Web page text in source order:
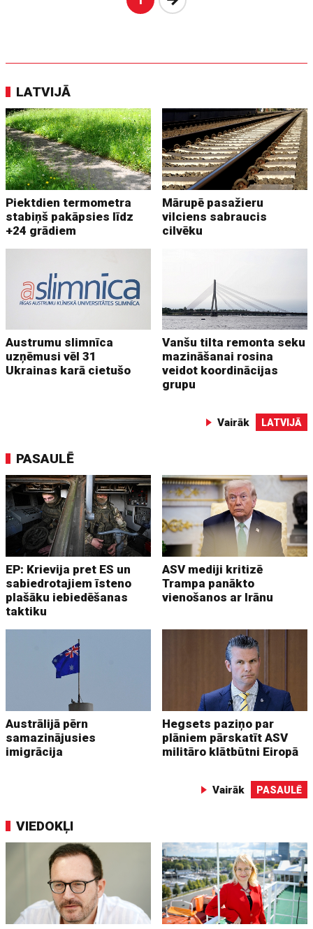
LATVIJĀ
Piektdien termometra
stabiņš pakāpsies līdz
+24 grādiem
Mārupē pasažieru
vilciens sabraucis
cilvēku
Austrumu slimnīca
uzņēmusi vēl 31
Ukrainas karā cietušo
Vanšu tilta remonta seku
mazināšanai rosina
veidot koordinācijas
grupu
Vairāk LATVIJĀ
PASAULĒ
EP: Krievija pret ES un
sabiedrotajiem īsteno
plašāku iebiedēšanas
taktiku
ASV mediji kritizē
Trampa panākto
vienošanos ar Irānu
Austrālijā pērn
samazinājusies
imigrācija
Hegsets paziņo par
plāniem pārskatīt ASV
militāro klātbūtni Eiropā
Vairāk PASAULĒ
VIEDOKĻI